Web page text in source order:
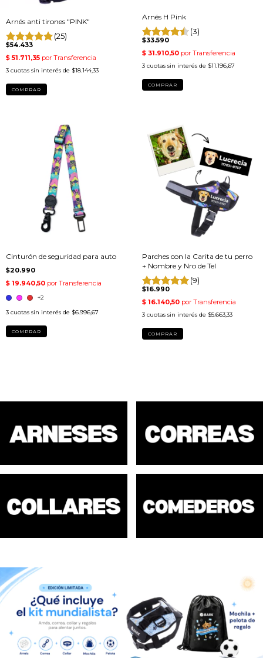
Arnés anti tirones "PINK"
(25)
$54.433
3 cuotas sin interés de $18.144,33
COMPRAR
Arnés H Pink
(3)
$33.590
3 cuotas sin interés de $11.196,67
COMPRAR
Cinturón de seguridad para auto
$20.990
+2
3 cuotas sin interés de $6.996,67
COMPRAR
Parches con la Carita de tu perro
+ Nombre y Nro de Tel
(9)
$16.990
3 cuotas sin interés de $5.663,33
COMPRAR